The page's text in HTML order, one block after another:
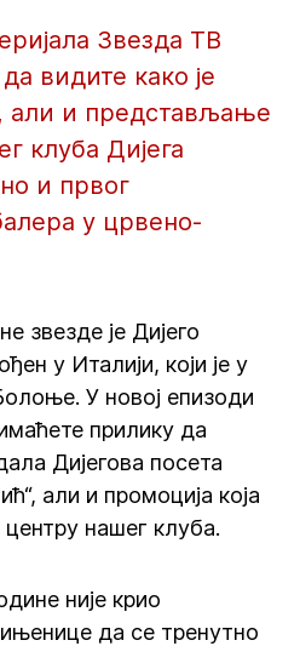
Звезда ТВ
видите како је
али и представљање
клуба Дијега
и првог
у црвено-
звезде је Дијего
у Италији, који је у
У новој епизоди
прилику да
Дијегова посета
али и промоција која
нашег клуба.
није крио
да се тренутно